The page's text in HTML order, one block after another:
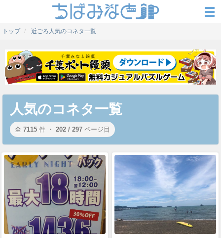
トップ 近ごろ人気のコネタ一覧
人気のコネタ一覧
全 7115 件 ・ 202 / 297 ページ目